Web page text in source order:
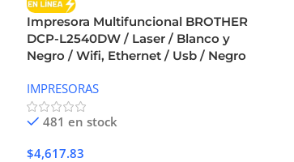
Impresora Multifuncional BROTHER
DCP-L2540DW / Laser / Blanco y
Negro / Wifi, Ethernet / Usb / Negro
IMPRESORAS
481 en stock
$4,617.83